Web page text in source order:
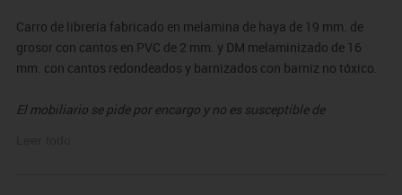
Carro de librería fabricado en melamina de haya de 19 mm. de
grosor con cantos en PVC de 2 mm. y DM melaminizado de 16
mm. con cantos redondeados y barnizados con barniz no tóxico.
El mobiliario se pide por encargo y no es susceptible de